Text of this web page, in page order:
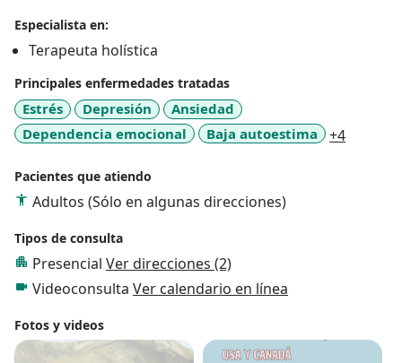
Especialista en:
Terapeuta holística
Principales enfermedades tratadas
Estrés Depresión
Ansiedad
Dependencia emocional
Baja autoestima +4
Pacientes que atiendo
Adultos (Sólo en algunas direcciones)
Tipos de consulta
Presencial Ver direcciones (2)
Videoconsulta Ver calendario en línea
Fotos y videos